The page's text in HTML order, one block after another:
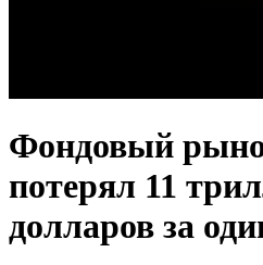
Фондовый
потерял 11
долларов за